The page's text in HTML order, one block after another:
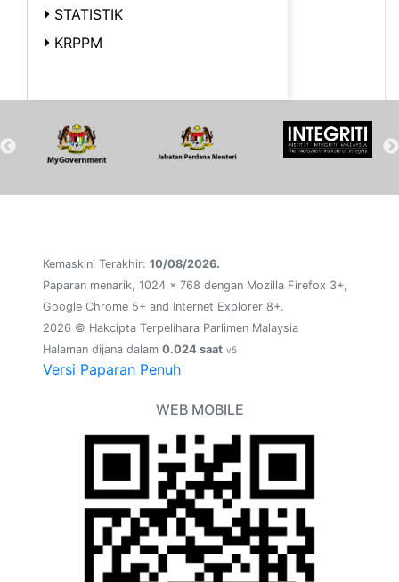
STATISTIK
KRPPM
Kemaskini Terakhir: 10/08/2026.
Paparan menarik, 1024 x 768 dengan Mozilla Firefox 3+,
Google Chrome 5+ and Internet Explorer 8+.
2026 © Hakcipta Terpelihara Parlimen Malaysia
Halaman dijana dalam 0.024 saat v5
Versi Paparan Penuh
WEB MOBILE